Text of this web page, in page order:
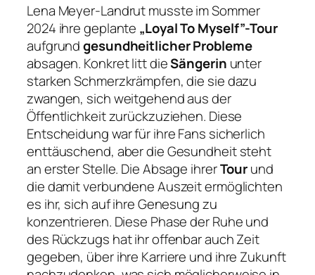
Lena Meyer-Landrut musste im Sommer
2024 ihre geplante „Loyal To Myself”-Tour
aufgrundgesundheitlicher Probleme
absagen. Konkret litt dieSängerin unter
starken Schmerzkrämpfen, die sie dazu
zwangen, sich weitgehend aus der
Öffentlichkeit zurückzuziehen. Diese
Entscheidung war für ihre Fans sicherlich
enttäuschend, aber die Gesundheit steht
an erster Stelle. Die Absage ihrerTourund
die damit verbundene Auszeit ermöglichten
es ihr, sich auf ihre Genesung zu
konzentrieren. Diese Phase der Ruhe und
des Rückzugs hat ihr offenbar auch Zeit
gegeben, über ihre Karriere und ihre Zukunft